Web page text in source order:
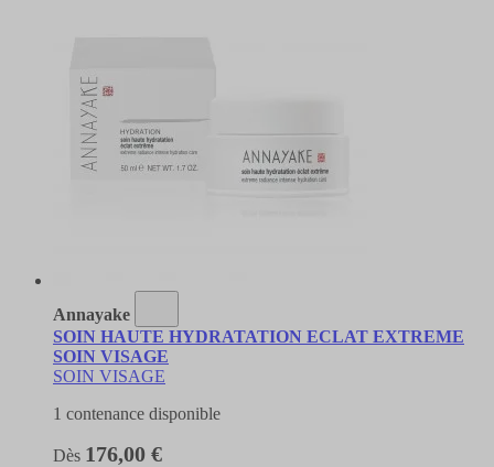
Annayake
SOIN HAUTE HYDRATATION ECLAT EXTREME
SOIN VISAGE
SOIN VISAGE
1 contenance disponible
Dès 176,00 €